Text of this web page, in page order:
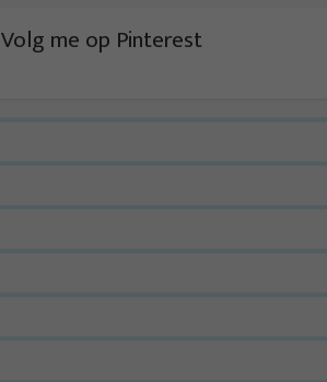
Volg me op Pinterest